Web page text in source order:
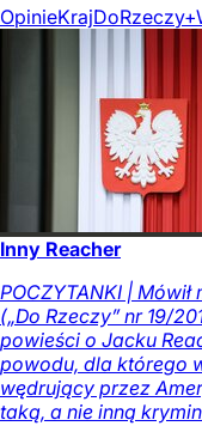
OpinieKrajDoRzeczy+
Inny Reacher
POCZYTANKI |
(„Do Rzeczy” nr 19/
powieści o Jacku
powodu, dla którego
wędrujący przez
taką, a nie inną